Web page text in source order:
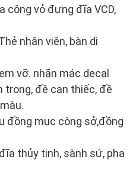
công vỏ đựng đĩa VCD,
nhân viên, bàn di
vỡ. nhãn mác decal
trong, đề can thiếc, đề
đồng mục công sở,đồng
thủy tinh, sành sứ, pha